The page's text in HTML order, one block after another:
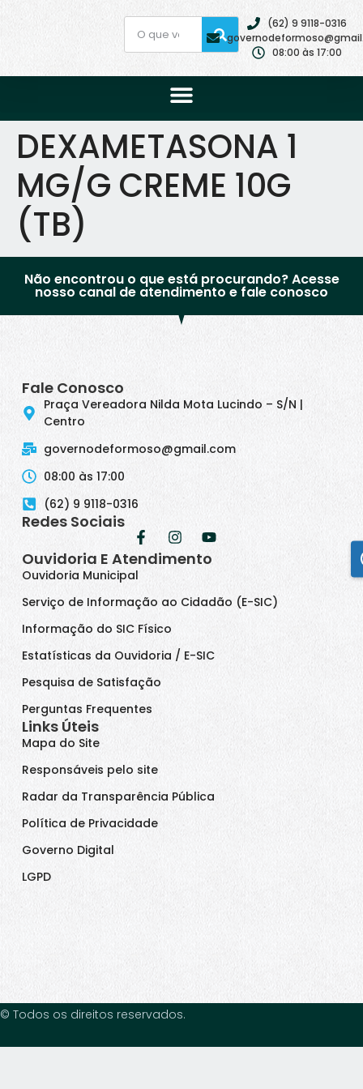
(62) 9 9118-0316
08:00 às 17:00
DEXAMETASONA 1
MG/G CREME 10G
(TB)
Não encontrou o que está procurando? Acesse
nosso canal de atendimento e fale conosco
Fale Conosco
Praça Vereadora Nilda Mota Lucindo – S/N |
Centro
governodeformoso@gmail.com
08:00 às 17:00
(62) 9 9118-0316
Redes Sociais
Ouvidoria E Atendimento
Ouvidoria Municipal
Serviço de Informação ao Cidadão (E-SIC)
Informação do SIC Físico
Estatísticas da Ouvidoria / E-SIC
Pesquisa de Satisfação
Perguntas Frequentes
Links Úteis
Mapa do Site
Responsáveis pelo site
Radar da Transparência Pública
Política de Privacidade
Governo Digital
LGPD
© Todos os direitos reservados.